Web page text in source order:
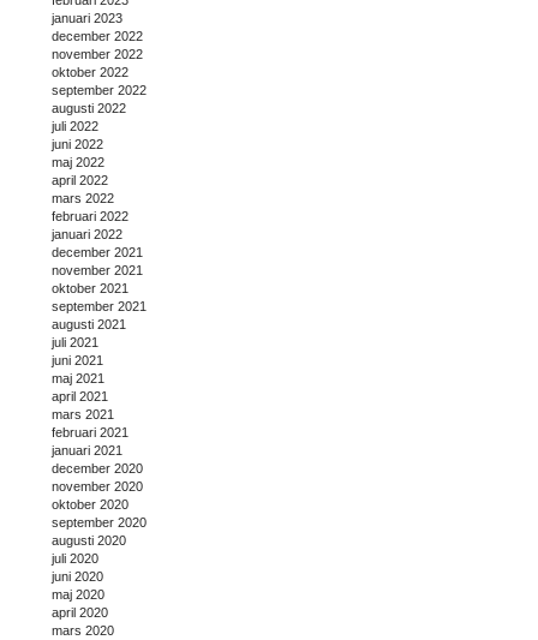
januari 2023
december 2022
november 2022
oktober 2022
september 2022
augusti 2022
juli 2022
juni 2022
maj 2022
april 2022
mars 2022
februari 2022
januari 2022
december 2021
november 2021
oktober 2021
september 2021
augusti 2021
juli 2021
juni 2021
maj 2021
april 2021
mars 2021
februari 2021
januari 2021
december 2020
november 2020
oktober 2020
september 2020
augusti 2020
juli 2020
juni 2020
maj 2020
april 2020
mars 2020